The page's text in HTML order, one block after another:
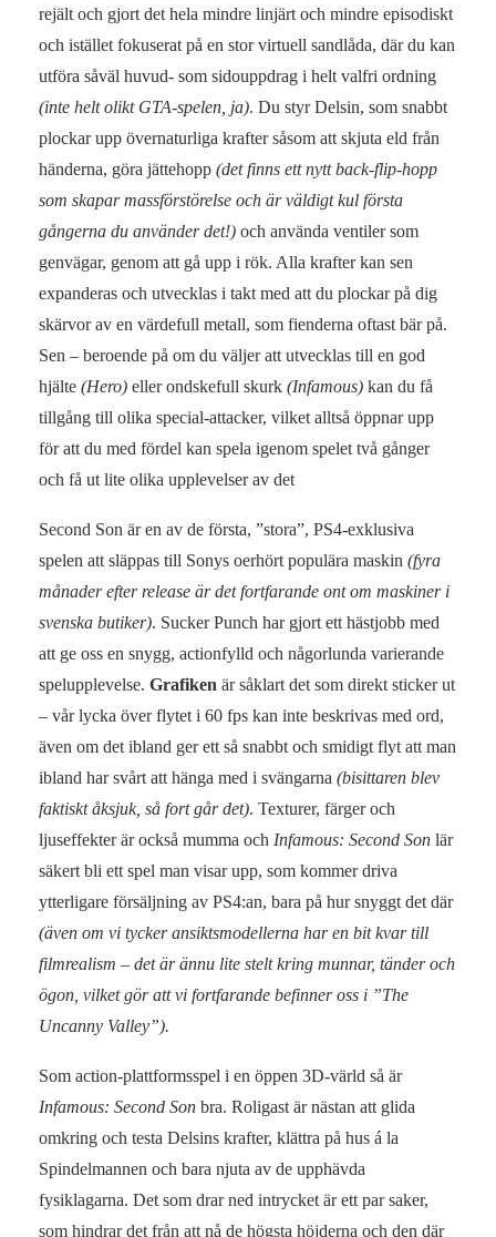
rejält och gjort det hela mindre linjärt och mindre episodiskt
och istället fokuserat på en stor virtuell sandlåda, där du kan
utföra såväl huvud- som sidouppdrag i helt valfri ordning
(inte helt olikt GTA-spelen, ja). Du styr Delsin, som snabbt
plockar upp övernaturliga krafter såsom att skjuta eld från
händerna, göra jättehopp (det finns ett nytt back-flip-hopp
som skapar massförstörelse och är väldigt kul första
gångerna du använder det!) och använda ventiler som
genvägar, genom att gå upp i rök. Alla krafter kan sen
expanderas och utvecklas i takt med att du plockar på dig
skärvor av en värdefull metall, som fienderna oftast bär på.
Sen – beroende på om du väljer att utvecklas till en god
hjälte (Hero) eller ondskefull skurk (Infamous) kan du få
tillgång till olika special-attacker, vilket alltså öppnar upp
för att du med fördel kan spela igenom spelet två gånger
och få ut lite olika upplevelser av det
Second Son är en av de första, ”stora”, PS4-exklusiva
spelen att släppas till Sonys oerhört populära maskin (fyra
månader efter release är det fortfarande ont om maskiner i
svenska butiker). Sucker Punch har gjort ett hästjobb med
att ge oss en snygg, actionfylld och någorlunda varierande
spelupplevelse. Grafiken är såklart det som direkt sticker ut
– vår lycka över flytet i 60 fps kan inte beskrivas med ord,
även om det ibland ger ett så snabbt och smidigt flyt att man
ibland har svårt att hänga med i svängarna (bisittaren blev
faktiskt åksjuk, så fort går det). Texturer, färger och
ljuseffekter är också mumma och Infamous: Second Son lär
säkert bli ett spel man visar upp, som kommer driva
ytterligare försäljning av PS4:an, bara på hur snyggt det där
(även om vi tycker ansiktsmodellerna har en bit kvar till
filmrealism – det är ännu lite stelt kring munnar, tänder och
ögon, vilket gör att vi fortfarande befinner oss i ”The
Uncanny Valley”).
Som action-plattformsspel i en öppen 3D-värld så är
Infamous: Second Son bra. Roligast är nästan att glida
omkring och testa Delsins krafter, klättra på hus á la
Spindelmannen och bara njuta av de upphävda
fysiklagarna. Det som drar ned intrycket är ett par saker,
som hindrar det från att nå de högsta höjderna och den där